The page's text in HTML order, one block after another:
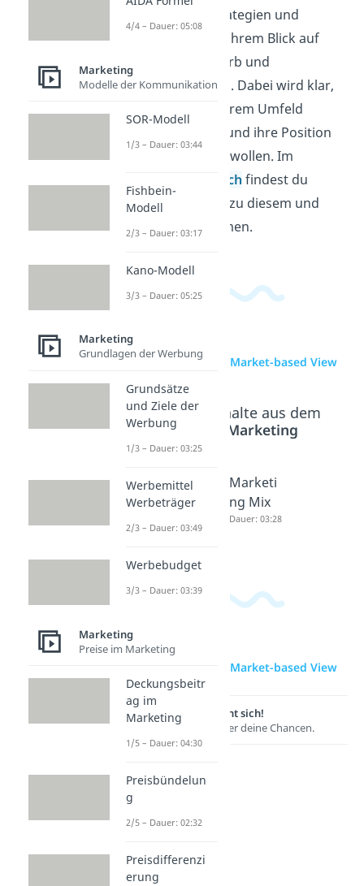
verschiedene Strategien und
ordnest sie nach ihrem Blick auf
Markt, Wettbewerb und
Unternehmen ein. Dabei wird klar,
wie Firmen aus ihrem Umfeld
Vorteile ableiten und ihre Position
im Markt sichern wollen. Im
Wirtschaftsbereich findest du
passende Videos zu diesem und
verwandten Themen.
zur Videoseite: Market-based View
Beliebte Inhalte aus dem
Bereich
Marketing
Nischen
strategi
e
Kostenf
ührersc
haft
Marketi
ng Mix
Dauer: 03:28
zur Videoseite: Market-based View
Lernen lohnt sich!
Entdecke hier deine Chancen.
4/4 – Dauer: 05:08
Marketing
Modelle der Kommunikation
SOR-Modell
1/3 – Dauer: 03:44
Fishbein-
Modell
2/3 – Dauer: 03:17
Kano-Modell
3/3 – Dauer: 05:25
Marketing
Grundlagen der Werbung
Grundsätze
und Ziele der
Werbung
1/3 – Dauer: 03:25
Werbemittel
Werbeträger
2/3 – Dauer: 03:49
Werbebudget
3/3 – Dauer: 03:39
Marketing
Preise im Marketing
Deckungsbeitr
ag im
Marketing
1/5 – Dauer: 04:30
Preisbündelun
g
2/5 – Dauer: 02:32
Preisdifferenzi
erung